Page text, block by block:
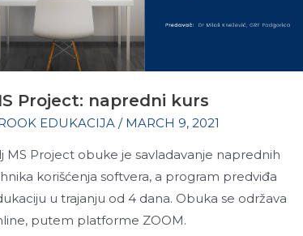
Project: napredni kurs
EDUKACIJA / MARCH 9, 2021
MS Project obuke je savladavanje naprednih
korišćenja softvera, a program predviđa
u trajanju od 4 dana. Obuka se održava
putem platforme ZOOM.